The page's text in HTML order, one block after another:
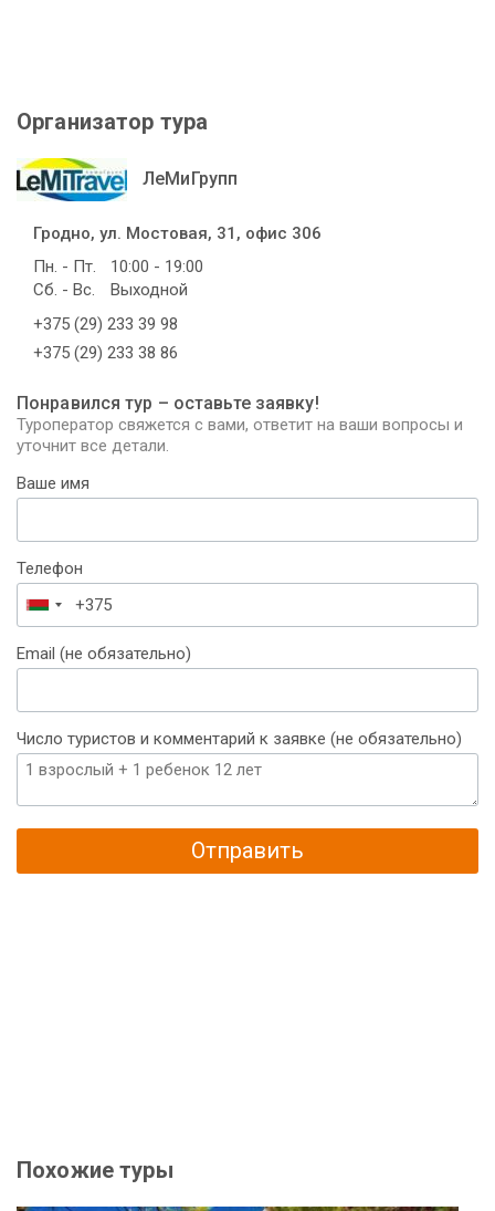
Организатор тура
ЛеМиГрупп
Гродно, ул. Мостовая, 31, офис 306
Пн. - Пт.
10:00 - 19:00
Сб. - Вс.
Выходной
+375 (29) 233 39 98
+375 (29) 233 38 86
Понравился тур – оставьте заявку!
Туроператор свяжется с вами, ответит на ваши вопросы и
уточнит все детали.
Ваше имя
Телефон
Беларусь
+375
Email (не обязательно)
Число туристов и комментарий к заявке (не обязательно)
Отправить
Похожие туры